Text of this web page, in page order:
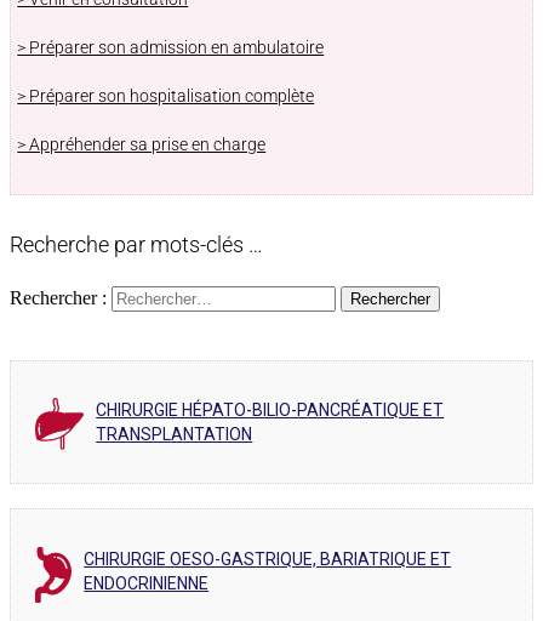
> Préparer son admission en ambulatoire
> Préparer son hospitalisation complète
> Appréhender sa prise en charge
Recherche par mots-clés …
Rechercher :
CHIRURGIE HÉPATO-BILIO-PANCRÉATIQUE ET
TRANSPLANTATION
CHIRURGIE OESO-GASTRIQUE, BARIATRIQUE ET
ENDOCRINIENNE